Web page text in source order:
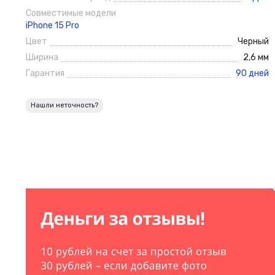
Совместимые модели
iPhone 15 Pro
Цвет
Черный
Ширина
2,6 мм
Гарантия
90 дней
Нашли неточность?